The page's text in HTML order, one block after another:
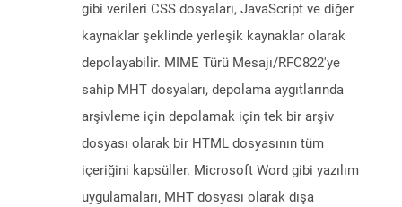
gibi verileri CSS dosyaları, JavaScript ve diğer
kaynaklar şeklinde yerleşik kaynaklar olarak
depolayabilir. MIME Türü Mesajı/RFC822'ye
sahip MHT dosyaları, depolama aygıtlarında
arşivleme için depolamak için tek bir arşiv
dosyası olarak bir HTML dosyasının tüm
içeriğini kapsüller. Microsoft Word gibi yazılım
uygulamaları, MHT dosyası olarak dışa